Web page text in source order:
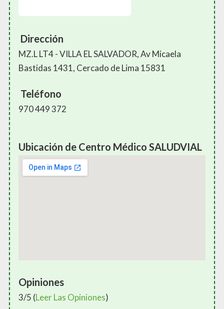
Dirección
MZ.L LT4 - VILLA EL SALVADOR, Av Micaela
Bastidas 1431, Cercado de Lima 15831
Teléfono
970 449 372
Ubicación de Centro Médico SALUDVIAL
Opiniones
3/5 (Leer Las Opiniones)